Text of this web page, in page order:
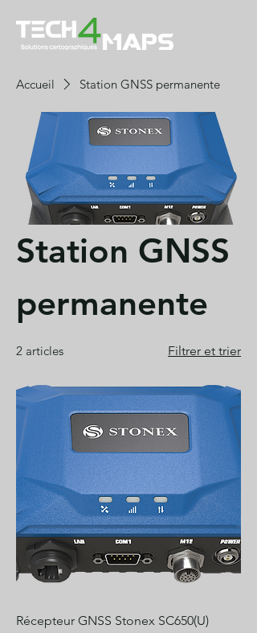
Accueil Station GNSS permanente
Station GNSS
permanente
2 articles Filtrer et trier
Récepteur GNSS Stonex SC650(U)